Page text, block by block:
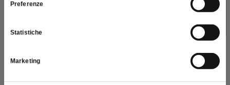
Preferenze
Statistiche
Marketing
DIAMANTATE-ZR-KIT4447_410966